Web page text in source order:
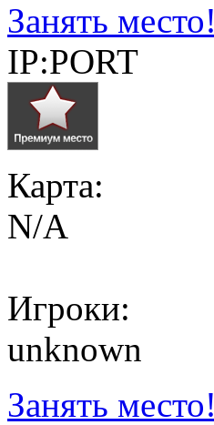
Занять место!
IP:PORT
Карта:
N/A
Игроки:
unknown
Занять место!